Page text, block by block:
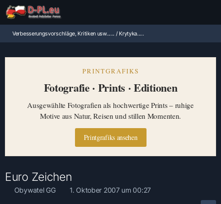
Verbesserungsvorschläge, Kritiken usw...... / Krytyka.....
PRINTGRAFIKS
Fotografie · Prints · Editionen
Ausgewählte Fotografien als hochwertige Prints – ruhige
Motive aus Natur, Reisen und stillen Momenten.
Printgrafiks ansehen
Euro Zeichen
Obywatel GG 1. Oktober 2007 um 00:27